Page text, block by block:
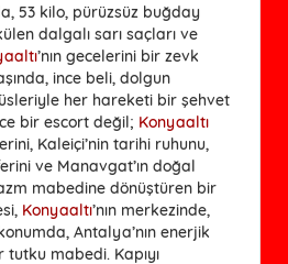
53 kilo, pürüzsüz buğday
dalgalı sarı saçları ve
’nın gecelerini bir zevk
ince beli, dolgun
her hareketi bir şehvet
bir escort değil; Konyaaltı
Kaleiçi’nin tarihi ruhunu,
ve Manavgat’ın doğal
mabedine dönüştüren bir
Konyaaltı’nın merkezinde,
Antalya’nın enerjik
mabedi. Kapıyı